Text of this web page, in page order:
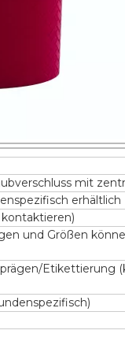
mit
erhältlich
und Größen
Etikettierung